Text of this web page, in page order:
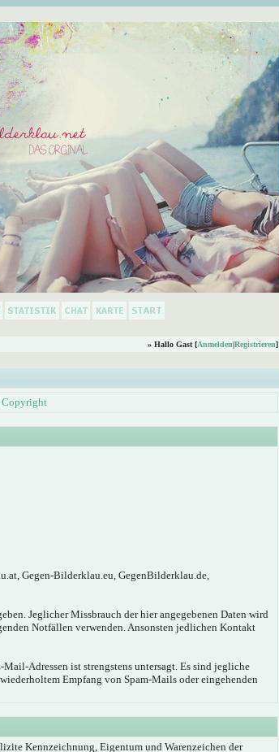
» Hallo Gast [Anmelden|Registrieren]
Copyright
Gegen-Bilderklau.eu, GegenBilderklau.de,
Jeglicher Missbrauch der hier angegebenen Daten wird
Notfällen verwenden. Ansonsten jedlichen Kontakt
Adressen ist strengstens untersagt. Es sind jegliche
Empfang von Spam-Mails oder eingehenden
Kennzeichnung, Eigentum und Warenzeichen der